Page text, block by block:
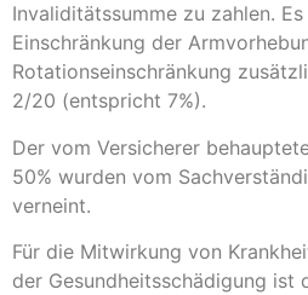
Invaliditätssumme zu zahlen.
Einschränkung der
Rotationseinschränkung
2/20 (entspricht 7%).
Der vom Versicherer
50% wurden vom
verneint.
Für die Mitwirkung von
der Gesundheitsschädigung ist